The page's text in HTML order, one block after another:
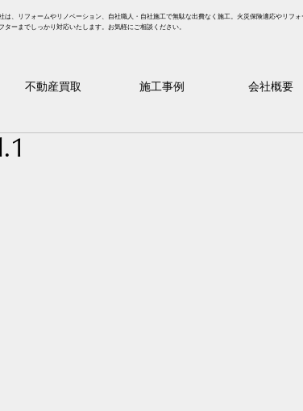
は、リフォームやリノベーション、自社職人・自社施工で無駄な出費なく施工。火災保険適応やリフ
ターまでしっかり対応いたします。お気軽にご相談ください。
不動産買取 施工事例 会社概要